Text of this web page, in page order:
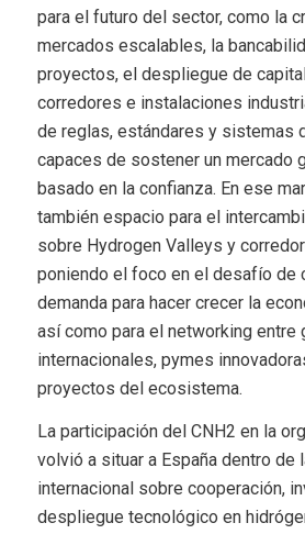
para el futuro del sector, como la
mercados escalables, la
proyectos, el despliegue de
corredores e instalaciones
de reglas, estándares y sistemas
capaces de sostener un mercado
basado en la confianza. En ese
también espacio para el
sobre Hydrogen Valleys y
poniendo el foco en el desafío de
demanda para hacer crecer la
así como para el networking entre
internacionales, pymes
proyectos del ecosistema.
La participación del CNH2 en la
volvió a situar a España dentro de
internacional sobre cooperación,
despliegue tecnológico en